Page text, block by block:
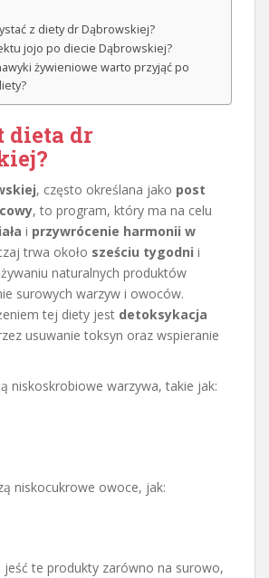
z diety dr Dąbrowskiej?
jojo po diecie Dąbrowskiej?
żywieniowe warto przyjąć po
dieta dr
, często określana jako post
, to program, który ma na celu
i przywrócenie harmonii w
trwa około sześciu tygodni i
naturalnych produktów
surowych warzyw i owoców.
tej diety jest detoksykacja
usuwanie toksyn oraz wspieranie
niskoskrobiowe warzywa, takie jak:
niskocukrowe owoce, jak:
jeść te produkty zarówno na surowo,